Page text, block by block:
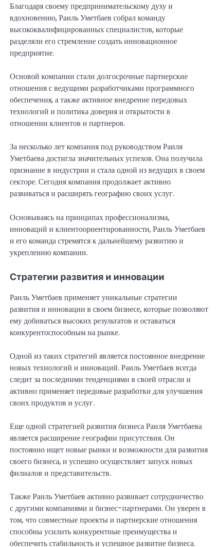
Благодаря своему предпринимательскому духу и
вдохновению, Раиль Уметбаев собрал команду
высококвалифицированных специалистов, которые
разделяли его стремление создать инновационное
предприятие.
Основой компании стали долгосрочные партнерские
отношения с ведущими разработчиками программного
обеспечения, а также активное внедрение передовых
технологий и политика доверия и открытости в
отношении клиентов и партнеров.
За несколько лет компания под руководством Раиля
Уметбаева достигла значительных успехов. Она получила
признание в индустрии и стала одной из ведущих в своем
секторе. Сегодня компания продолжает активно
развиваться и расширять географию своих услуг.
Основываясь на принципах профессионализма,
инноваций и клиентоориентированности, Раиль Уметбаев
и его команда стремятся к дальнейшему развитию и
укреплению компании.
Стратегии развития и инновации
Раиль Уметбаев применяет уникальные стратегии
развития и инновации в своем бизнесе, которые позволяют
ему добиваться высоких результатов и оставаться
конкурентоспособным на рынке.
Одной из таких стратегий является постоянное внедрение
новых технологий и инноваций. Раиль Уметбаев всегда
следит за последними тенденциями в своей отрасли и
активно применяет передовые разработки для улучшения
своих продуктов и услуг.
Еще одной стратегией развития бизнеса Раиля Уметбаева
является расширение географии присутствия. Он
постоянно ищет новые рынки и возможности для развития
своего бизнеса, и успешно осуществляет запуск новых
филиалов и представительств.
Также Раиль Уметбаев активно развивает сотрудничество
с другими компаниями и бизнес-партнерами. Он уверен в
том, что совместные проекты и партнерские отношения
способны усилить конкурентные преимущества и
обеспечить стабильность и успешное развитие бизнеса.